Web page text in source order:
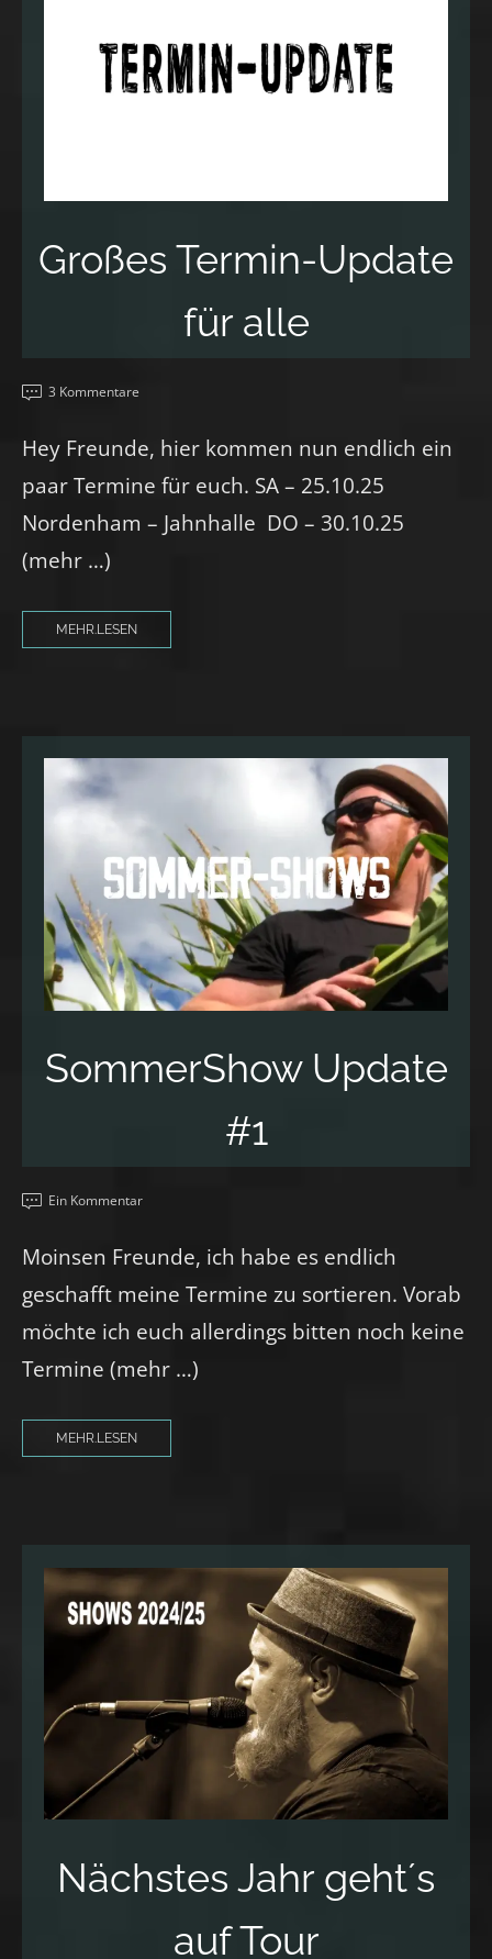
Großes Termin-Update
für alle
3 Kommentare
Hey Freunde, hier kommen nun endlich ein
paar Termine für euch. SA – 25.10.25
Nordenham – Jahnhalle DO – 30.10.25
(mehr …)
MEHR.LESEN
SommerShow Update
#1
Ein Kommentar
Moinsen Freunde, ich habe es endlich
geschafft meine Termine zu sortieren. Vorab
möchte ich euch allerdings bitten noch keine
Termine (mehr …)
MEHR.LESEN
Nächstes Jahr geht´s
auf Tour